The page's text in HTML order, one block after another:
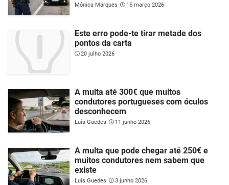
Mónica Marques 15 março 2026
Este erro pode-te tirar metade dos
pontos da carta
20 julho 2026
A multa até 300€ que muitos
condutores portugueses com óculos
desconhecem
Luís Guedes 11 junho 2026
A multa que pode chegar até 250€ e
muitos condutores nem sabem que
existe
Luís Guedes 3 junho 2026